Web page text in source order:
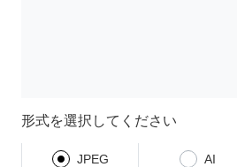
形式を選択してください
JPEG
AI